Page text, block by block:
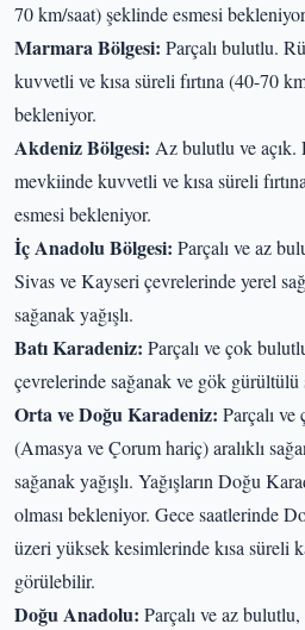
70 km/saat) şeklinde esmesi
Marmara Bölgesi: Parçalı bulutlu.
kuvvetli ve kısa süreli fırtına (40-70
bekleniyor.
Akdeniz Bölgesi: Az bulutlu ve açık.
mevkiinde kuvvetli ve kısa süreli
esmesi bekleniyor.
İç Anadolu Bölgesi: Parçalı ve az
Sivas ve Kayseri çevrelerinde yerel
sağanak yağışlı.
Batı Karadeniz: Parçalı ve çok
çevrelerinde sağanak ve gök gürültülü
Orta ve Doğu Karadeniz: Parçalı
(Amasya ve Çorum hariç) aralıklı
sağanak yağışlı. Yağışların Doğu
olması bekleniyor. Gece saatlerinde
üzeri yüksek kesimlerinde kısa süreli
görülebilir.
Doğu Anadolu: Parçalı ve az